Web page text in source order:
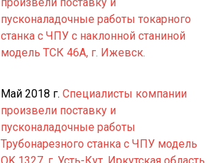
пусконаладочные работы токарного
станка с ЧПУ с наклонной станиной
модель ТСК 46А, г. Ижевск.
Май 2018 г. Специалисты компании
произвели поставку и
пусконаладочные работы
Трубонарезного станка с ЧПУ модель